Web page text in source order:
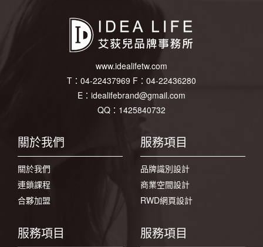
www.idealifetw.com
T： 04-22437969 F： 04-22436280
E： idealifebrand@gmail.com
QQ：1425840732
關於我們
關於我們
連鎖課程
合夥加盟
服務項目
品牌識別設計
商業空間設計
RWD網頁設計
服務項目 服務項目